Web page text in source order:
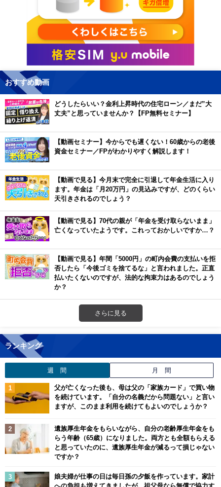
おすすめ動画
どうしたらいい？金利上昇時代の住宅ローン／まだ”大
丈夫”と思っていませんか？【FP無料セミナー】
【動画セミナー】今からでも遅くない！60歳からの老後
資金セミナー／FPがわかりやすく解説します！
【動画で見る】今月末で完全に引退して年金生活に入り
ます。年金は「月20万円」の見込みですが、どのくらい
天引きされるのでしょう？
【動画で見る】70代の親が「年金を受け取らないまま」
亡くなっていたようです。これっておかしいですか…？
【動画で見る】年間「5000円」の町内会費の支払いを拒
否したら「今後ゴミを捨てるな」と言われました。正直
払いたくないのですが、法的な拘束力はあるのでしょう
か？
さらに見る
ランキング
週 間 月 間
父が亡くなった後も、母は父の「家族カード」で買い物
を続けています。「自分の名義だから問題ない」と言い
ますが、このまま利用を続けてもよいのでしょうか？
遺族厚生年金をもらいながら、自分の老齢厚生年金をも
らう年齢（65歳）になりました。両方とも全額もらえる
と思っていたのに、遺族厚生年金が減るって損じゃない
ですか？
娘夫婦が仕事の日は毎日孫の夕飯を作っています。家計
への負担も増えてきましたが、祖父母なら無償で協力す